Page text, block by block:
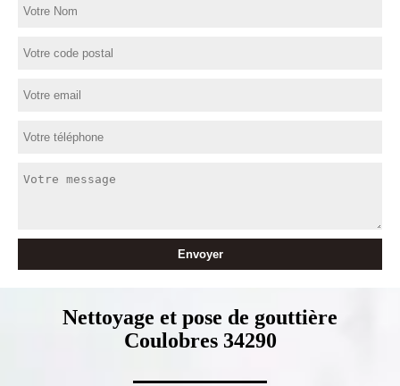
Nettoyage et pose de gouttière
Coulobres 34290